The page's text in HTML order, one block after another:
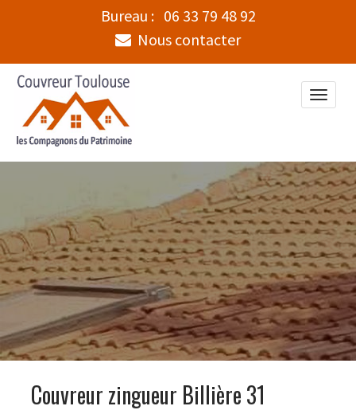
Bureau : 06 33 79 48 92
Nous contacter
Toggle
Couvreur zingueur Billière 31